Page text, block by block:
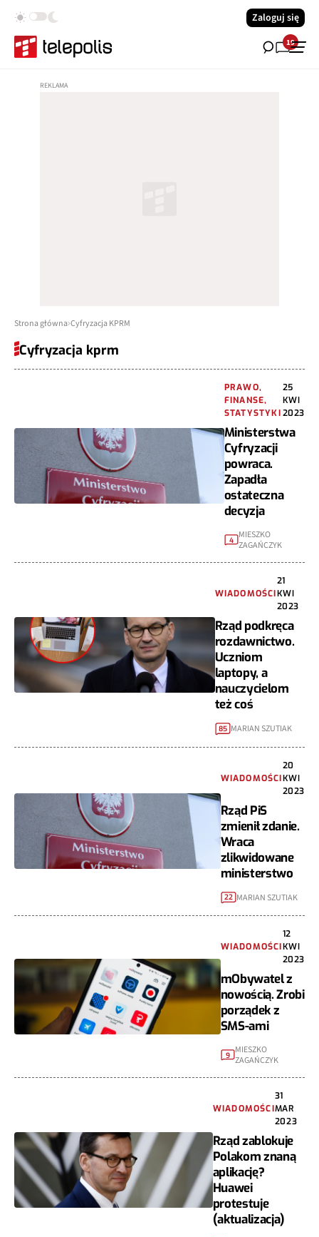
Zaloguj się
19
Strona główna Cyfryzacja KPRM
Cyfryzacja kprm
PRAWO,
FINANSE,
STATYSTYKI
25
KWI
2023
Ministerstwa
Cyfryzacji
powraca.
Zapadła
ostateczna
decyzja
4 MIESZKO
ZAGAŃCZYK
WIADOMOŚCI
21
KWI
2023
Rząd podkręca
rozdawnictwo.
Uczniom
laptopy, a
nauczycielom
też coś
85 MARIAN SZUTIAK
WIADOMOŚCI
20
KWI
2023
Rząd PiS
zmienił zdanie.
Wraca
zlikwidowane
ministerstwo
22 MARIAN SZUTIAK
WIADOMOŚCI
12
KWI
2023
mObywatel z
nowością. Zrobi
porządek z
SMS-ami
9 MIESZKO
ZAGAŃCZYK
WIADOMOŚCI
31
MAR
2023
Rząd zablokuje
Polakom znaną
aplikację?
Huawei
protestuje
(aktualizacja)